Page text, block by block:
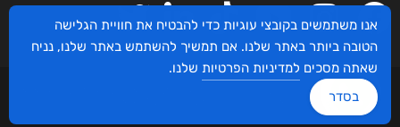
עיצוב ובניית האתר: ספרי ניב © כל הזכויות שמורות. בוקסאי טכנולוגיות בע"מ שד אבא
אנו משתמשים בקובצי עוגיות כדי להבטיח את חוויית הגלישה
הטובה ביותר באתר שלנו. אם תמשיך להשתמש באתר שלנו, נניח
שאתה מסכים למדיניות הפרטיות שלנו.
בסדר